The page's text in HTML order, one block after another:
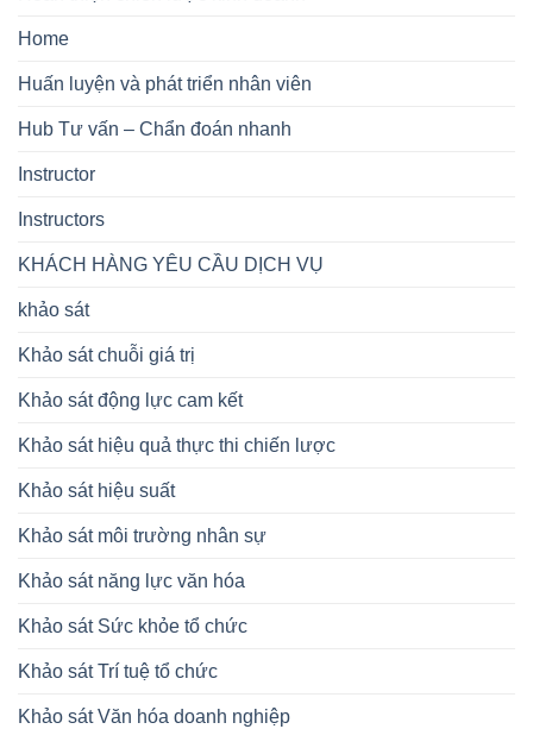
Home
Huấn luyện và phát triển nhân viên
Hub Tư vấn – Chẩn đoán nhanh
Instructor
Instructors
KHÁCH HÀNG YÊU CẦU DỊCH VỤ
khảo sát
Khảo sát chuỗi giá trị
Khảo sát động lực cam kết
Khảo sát hiệu quả thực thi chiến lược
Khảo sát hiệu suất
Khảo sát môi trường nhân sự
Khảo sát năng lực văn hóa
Khảo sát Sức khỏe tổ chức
Khảo sát Trí tuệ tổ chức
Khảo sát Văn hóa doanh nghiệp